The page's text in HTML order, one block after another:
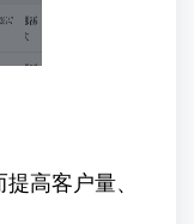
高客户量、